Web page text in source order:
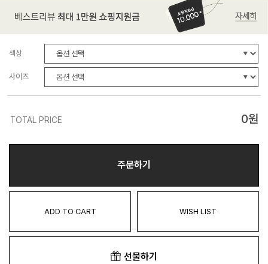
색상
사이즈
TOTAL PRICE 0원
주문하기
ADD TO CART WISH LIST
선물하기